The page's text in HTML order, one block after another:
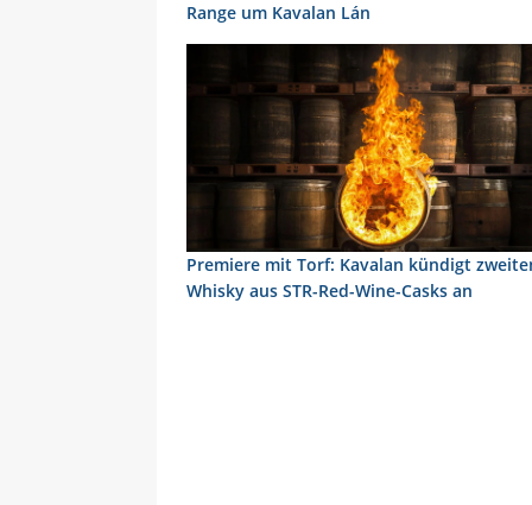
Range um Kavalan Lán
Premiere mit Torf: Kavalan kündigt
Whisky aus STR-Red-Wine-Casks an